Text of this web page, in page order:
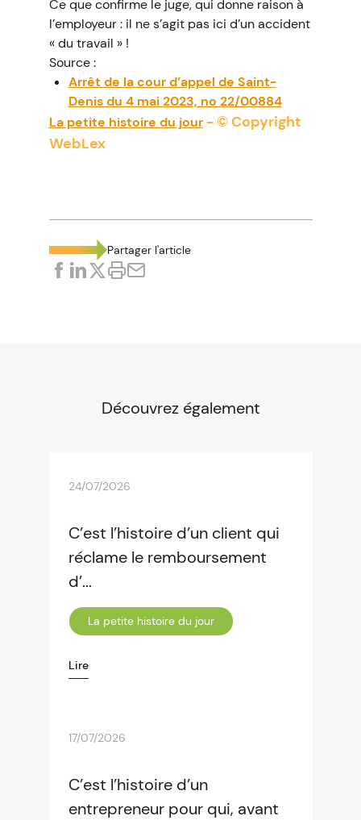
Ce que confirme le juge, qui donne raison à
l’employeur : il ne s’agit pas ici d’un accident
« du travail » !
Source :
Arrêt de la cour d’appel de Saint-
Denis du 4 mai 2023, no 22/00884
La petite histoire du jour- © Copyright
WebLex
Partager l'article
Découvrez également
24/07/2026
C’est l’histoire d’un client qui
réclame le remboursement
d’...
La petite histoire du jour
Lire
17/07/2026
C’est l’histoire d’un
entrepreneur pour qui, avant